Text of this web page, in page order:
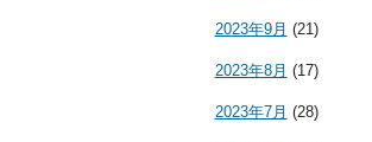
2023年9月 (21)
2023年8月 (17)
2023年7月 (28)